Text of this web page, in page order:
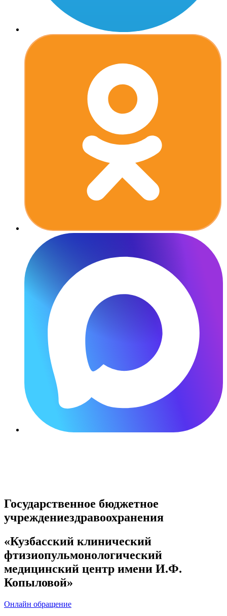
Государственное бюджетное
учреждениездравоохранения
«Кузбасский клинический
фтизиопульмонологический
медицинский центр имени И.Ф.
Копыловой»
Онлайн обращение